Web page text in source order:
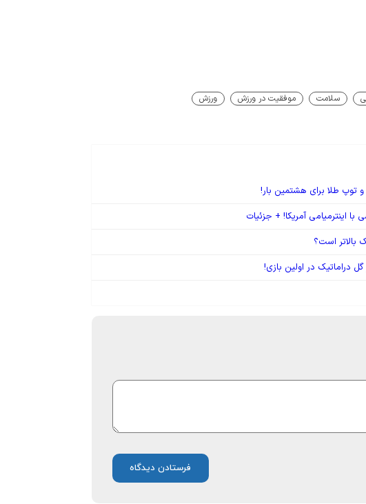
سلامت موفقیت در ورزش ورزش
توپ طلا برای هشتمین بار!
اینترمیامی آمریکا! + جزئیات
بالاتر است؟
دراماتیک در اولین بازی!